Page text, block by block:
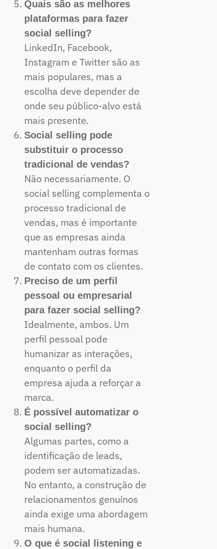
Quais são as melhores
plataformas para fazer
social selling?
LinkedIn, Facebook,
Instagram e Twitter são as
mais populares, mas a
escolha deve depender de
onde seu público-alvo está
mais presente.
Social selling pode
substituir o processo
tradicional de vendas?
Não necessariamente. O
social selling complementa o
processo tradicional de
vendas, mas é importante
que as empresas ainda
mantenham outras formas
de contato com os clientes.
Preciso de um perfil
pessoal ou empresarial
para fazer social selling?
Idealmente, ambos. Um
perfil pessoal pode
humanizar as interações,
enquanto o perfil da
empresa ajuda a reforçar a
marca.
É possível automatizar o
social selling?
Algumas partes, como a
identificação de leads,
podem ser automatizadas.
No entanto, a construção de
relacionamentos genuínos
ainda exige uma abordagem
mais humana.
O que é social listening e